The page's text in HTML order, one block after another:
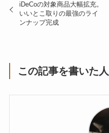
iDeCoの対象商品大幅拡充。
いいとこ取りの最強のライ
ンナップ完成
この記事を書いた人